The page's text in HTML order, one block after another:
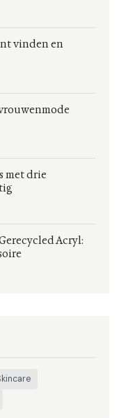
vinden en
met drie
Acryl: